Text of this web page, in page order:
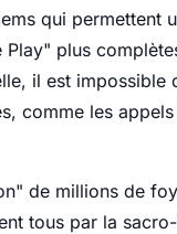
qui permettent
plus
il est impossible
comme les
de millions de
tous par la